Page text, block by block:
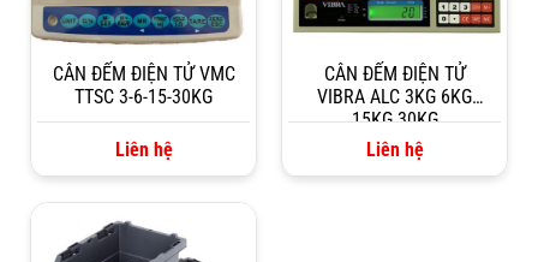
CÂN ĐẾM ĐIỆN TỬ VMC
TTSC 3-6-15-30KG
Liên hệ
CÂN ĐẾM ĐIỆN TỬ
VIBRA ALC 3KG 6KG
15KG 30KG
Liên hệ